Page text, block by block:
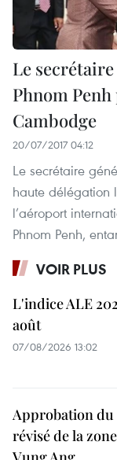
Le
Phnom
Cambodge
20/07/2017 04:12
Le secrétaire
haute délégation
l’aéroport
Phnom Penh,
VOIR PLUS
L'indice ALE
août
07/08/2026 13:02
Approbation
révisé de la